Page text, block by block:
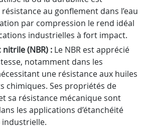
au gonflement dans l’eau
par compression le rend idéal
industrielles à fort impact.
(NBR) : Le NBR est apprécié
notamment dans les
une résistance aux huiles
chimiques. Ses propriétés de
sa résistance mécanique sont
les applications d’étanchéité